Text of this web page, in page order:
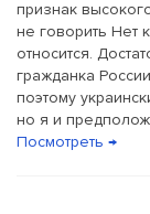
признак
не говорить Нет
относится.
гражданка
поэтому
но я и
Посмотреть →